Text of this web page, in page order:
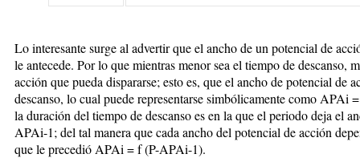
Lo interesante surge al advertir que el ancho de un potencial de
le antecede. Por lo que mientras menor sea el tiempo de descanso,
acción que pueda dispararse; esto es, que el ancho de potencial de
descanso, lo cual puede representarse simbólicamente como APAi
la duración del tiempo de descanso es en la que el periodo deja el
APAi-1; del tal manera que cada ancho del potencial de acción
que le precedió APAi = f (P-APAi-1).